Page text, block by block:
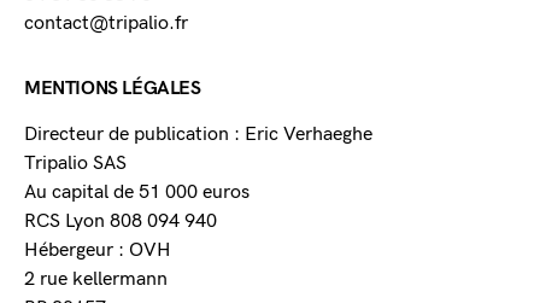
contact@tripalio.fr
MENTIONS LÉGALES
Directeur de publication : Eric Verhaeghe
Tripalio SAS
Au capital de 51 000 euros
RCS Lyon 808 094 940
Hébergeur : OVH
2 rue kellermann